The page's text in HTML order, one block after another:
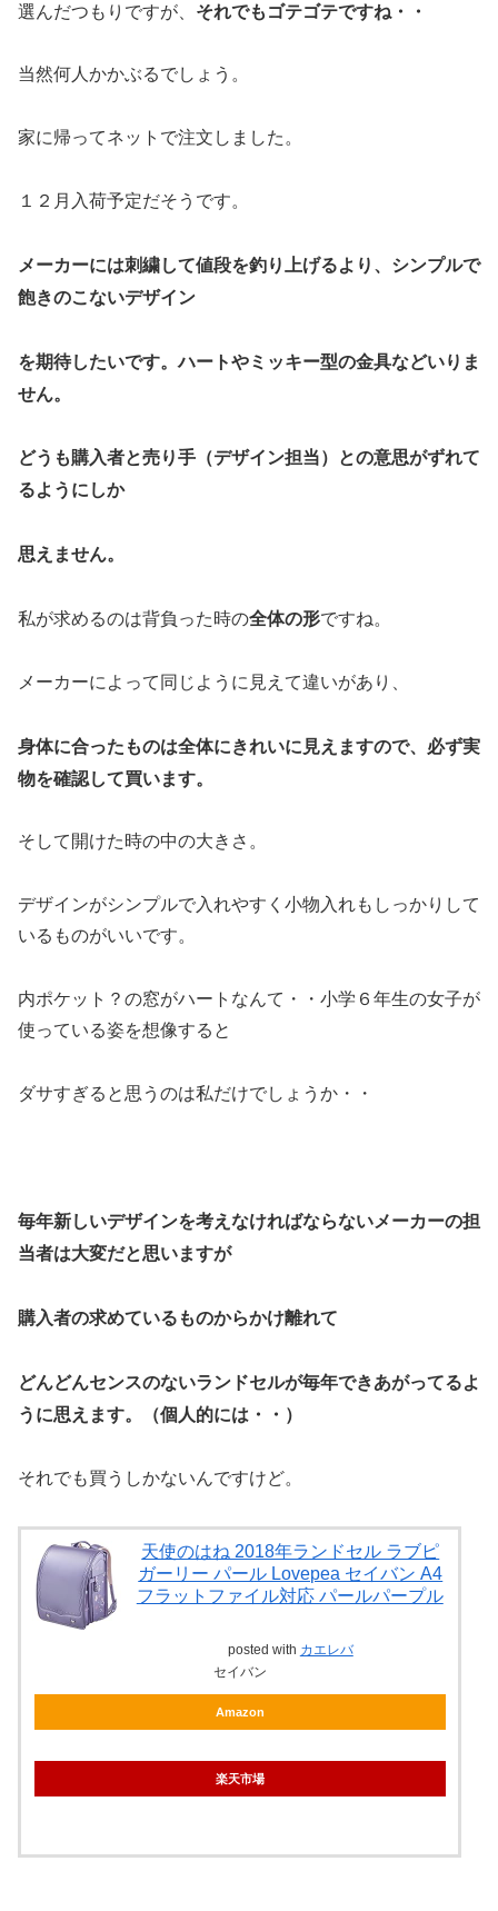
選んだつもりですが、 それでもゴテゴテですね・・
当然何人かかぶるでしょう。
家に帰ってネットで注文しました。
１２月入荷予定だそうです。
メーカーには刺繍して値段を釣り上げるより、シンプルで
飽きのこないデザイン
を期待したいです。ハートやミッキー型の金具などいりま
せん。
どうも購入者と売り手（デザイン担当）との意思がずれて
るようにしか
思えません。
私が求めるのは背負った時の全体の形ですね。
メーカーによって同じように見えて違いがあり、
身体に合ったものは全体にきれいに見えますので、必ず実
物を確認して買います。
そして開けた時の中の大きさ。
デザインがシンプルで入れやすく小物入れもしっかりして
いるものがいいです。
内ポケット？の窓がハートなんて・・小学６年生の女子が
使っている姿を想像すると
ダサすぎると思うのは私だけでしょうか・・
毎年新しいデザインを考えなければならないメーカーの担
当者は大変だと思いますが
購入者の求めているものからかけ離れて
どんどんセンスのないランドセルが毎年できあがってるよ
うに思えます。（個人的には・・）
それでも買うしかないんですけど。
天使のはね 2018年ランドセル ラブピ
ガーリー パール Lovepea セイバン A4
フラットファイル対応 パールパープル
posted with カエレバ
セイバン
Amazon
楽天市場